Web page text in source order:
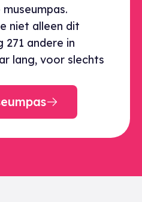
niet alleen dit
271 andere in
lang, voor slechts